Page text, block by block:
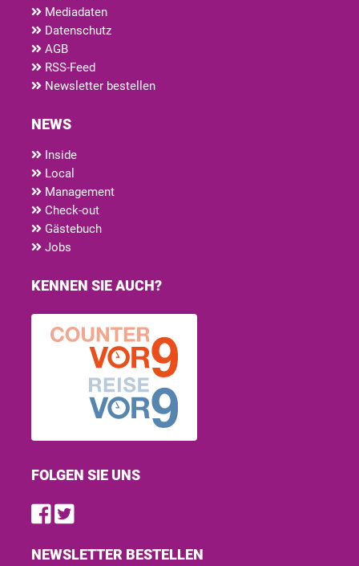
Mediadaten
Datenschutz
AGB
RSS-Feed
Newsletter bestellen
NEWS
Inside
Local
Management
Check-out
Gästebuch
Jobs
KENNEN SIE AUCH?
FOLGEN SIE UNS
Find us on Facebook
Follow us on Twitter
NEWSLETTER BESTELLEN